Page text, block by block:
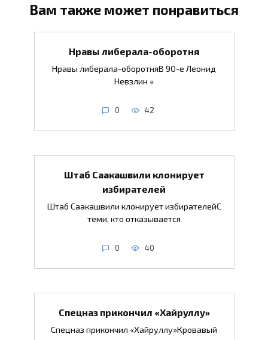
Вам также может понравиться
Нравы либерала-оборотня
Нравы либерала-оборотняВ 90-е Леонид
Невзлин «
0 42
Штаб Саакашвили клонирует
избирателей
Штаб Саакашвили клонирует избирателейС
теми, кто отказывается
0 40
Спецназ прикончил «Хайруллу»
Спецназ прикончил «Хайруллу»Кровавый